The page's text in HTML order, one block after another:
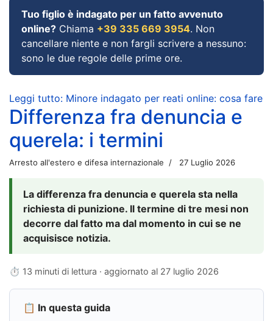
Tuo figlio è indagato per un fatto avvenuto
online? Chiama +39 335 669 3954. Non
cancellare niente e non fargli scrivere a nessuno:
sono le due regole delle prime ore.
Leggi tutto: Minore indagato per reati online: cosa fare
Differenza fra denuncia e
querela: i termini
Arresto all'estero e difesa internazionale 27 Luglio 2026
La differenza fra denuncia e querela sta nella
richiesta di punizione. Il termine di tre mesi non
decorre dal fatto ma dal momento in cui se ne
acquisisce notizia.
⏱ 13 minuti di lettura · aggiornato al 27 luglio 2026
📋 In questa guida